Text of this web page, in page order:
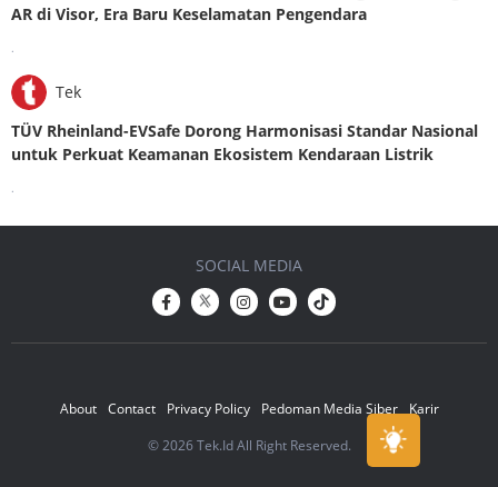
AR di Visor, Era Baru Keselamatan Pengendara
Tek
TÜV Rheinland-EVSafe Dorong Harmonisasi Standar Nasional
untuk Perkuat Keamanan Ekosistem Kendaraan Listrik
About Contact Privacy Policy Pedoman Media Siber
Karir
© 2026 Tek.Id All Right Reserved.
SOCIAL MEDIA